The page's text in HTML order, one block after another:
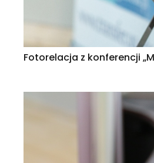
Fotorelacja z konferencji